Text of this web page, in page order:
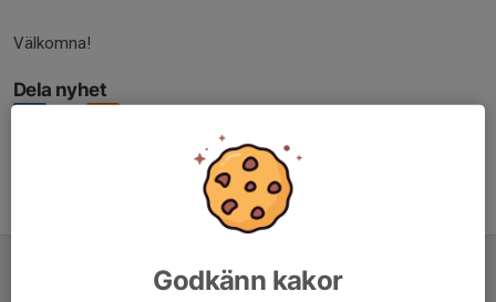
Välkomna!
Dela nyhet
27 jul, 20:18 0
Godkänn kakor